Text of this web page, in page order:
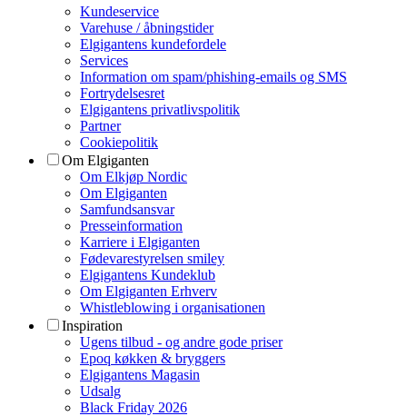
Kundeservice
Varehuse / åbningstider
Elgigantens kundefordele
Services
Information om spam/phishing-emails og SMS
Fortrydelsesret
Elgigantens privatlivspolitik
Partner
Cookiepolitik
Om Elgiganten
Om Elkjøp Nordic
Om Elgiganten
Samfundsansvar
Presseinformation
Karriere i Elgiganten
Fødevarestyrelsen smiley
Elgigantens Kundeklub
Om Elgiganten Erhverv
Whistleblowing i organisationen
Inspiration
Ugens tilbud - og andre gode priser
Epoq køkken & bryggers
Elgigantens Magasin
Udsalg
Black Friday 2026